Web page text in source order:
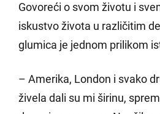
Govoreći o svom životu i
iskustvo života u različitim
glumica je jednom prilikom
– Amerika, London i svako
živela dali su mi širinu,